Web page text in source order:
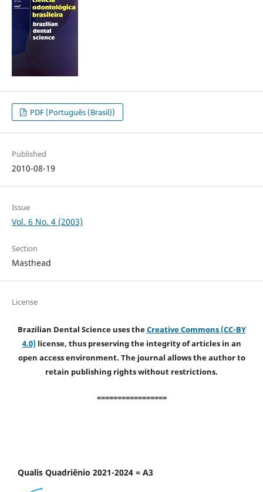
PDF (Português (Brasil))
Published
2010-08-19
Issue
Vol. 6 No. 4 (2003)
Section
Masthead
License
Brazilian Dental Science uses theCreative Commons (CC-BY
4.0)license, thus preserving the integrity of articles in an
open access environment. The journal allows the author to
retain publishing rights without restrictions.
=================
Qualis Quadriênio 2021-2024 = A3